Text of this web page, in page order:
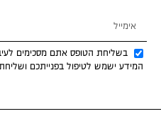
בשליחת הטופס אתם מסכימים
המידע ישמש לטיפול בפנייתכם